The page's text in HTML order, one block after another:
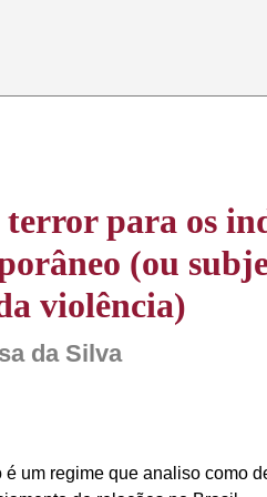
para os
(ou
violência)
da Silva
um regime que analiso como